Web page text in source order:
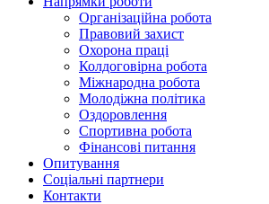
Організаційна робота
Правовий захист
Охорона праці
Колдоговірна робота
Міжнародна робота
Молодіжна політика
Оздоровлення
Спортивна робота
Фінансові питання
Опитування
Соціальні партнери
Контакти